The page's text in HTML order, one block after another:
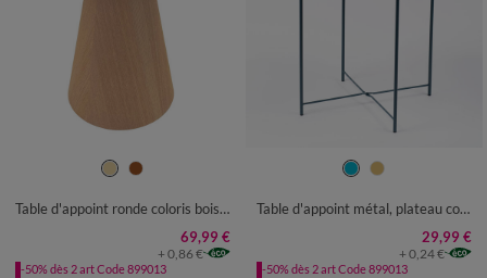
UNITÉ
Table d'appoint ronde coloris bois foncé
69,99 €
+ 0,86 €
-50% dès 2 art Code 899013
UNITÉ
Table d'appoint métal, plateau coloré
29,99 €
+ 0,24 €
-50% dès 2 art Code 899013